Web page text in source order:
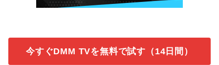
今すぐDMM TVを無料で試す（14日間）